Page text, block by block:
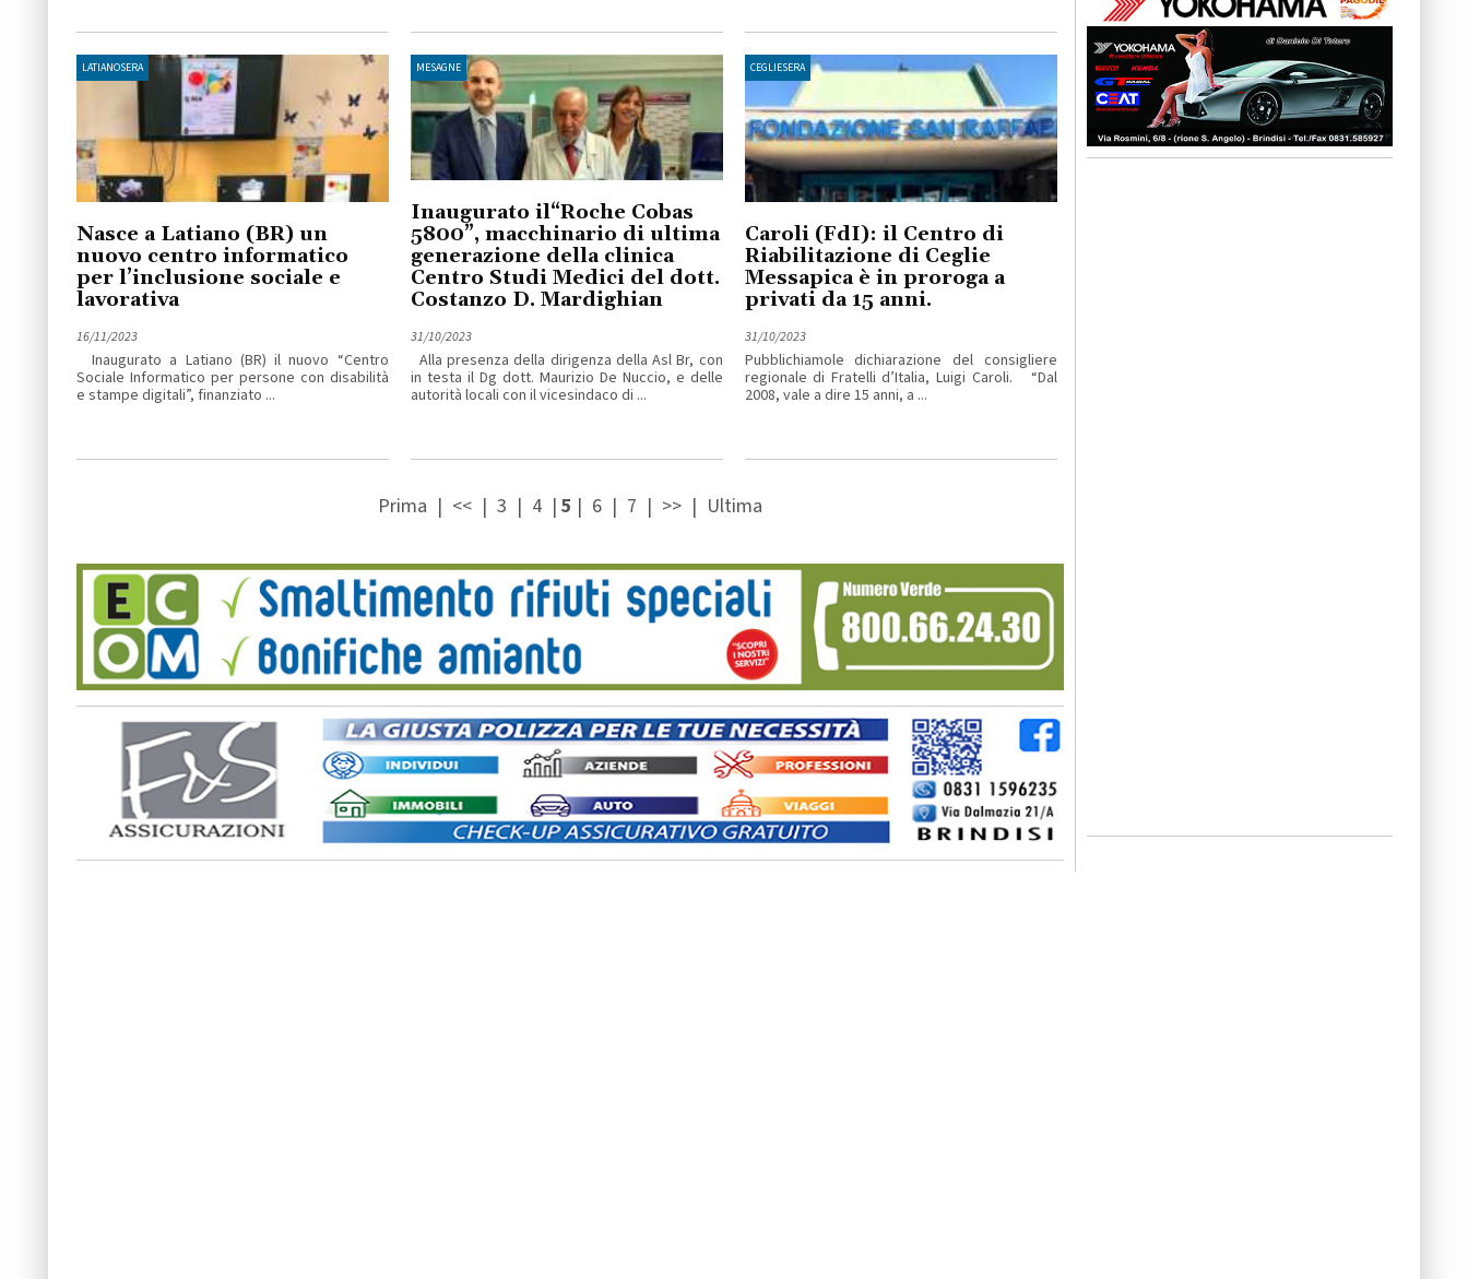
LATIANOSERA
Nasce a Latiano (BR) un
nuovo centro informatico
per l’inclusione sociale e
lavorativa
16/11/2023
Inaugurato a Latiano (BR) il nuovo “Centro
Sociale Informatico per persone con disabilità
e stampe digitali”, finanziato ...
MESAGNE
Inaugurato il“Roche Cobas
5800”, macchinario di ultima
generazione della clinica
Centro Studi Medici del dott.
Costanzo D. Mardighian
31/10/2023
Alla presenza della dirigenza della Asl Br, con
in testa il Dg dott. Maurizio De Nuccio, e delle
autorità locali con il vicesindaco di ...
CEGLIESERA
Caroli (FdI): il Centro di
Riabilitazione di Ceglie
Messapica è in proroga a
privati da 15 anni.
31/10/2023
Pubblichiamole dichiarazione del consigliere
regionale di Fratelli d’Italia, Luigi Caroli. “Dal
2008, vale a dire 15 anni, a ...
Prima | << | 3 | 4 | 5 | 6 | 7 | >> | Ultima